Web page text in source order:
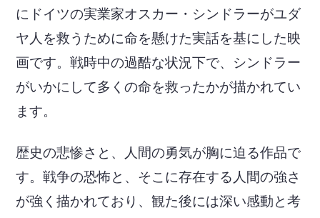
にドイツの実業家オスカー・シンドラーがユダ
ヤ人を救うために命を懸けた実話を基にした映
画です。戦時中の過酷な状況下で、シンドラー
がいかにして多くの命を救ったかが描かれてい
ます。
歴史の悲惨さと、人間の勇気が胸に迫る作品で
す。戦争の恐怖と、そこに存在する人間の強さ
が強く描かれており、観た後には深い感動と考